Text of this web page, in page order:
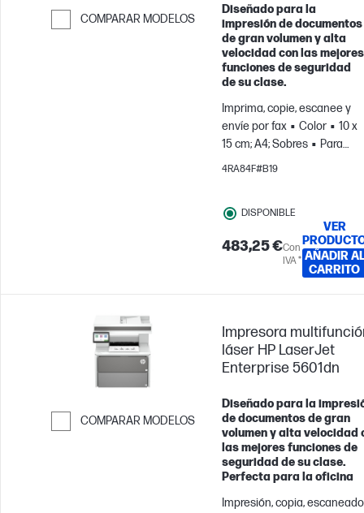
COMPARAR MODELOS
Diseñado para la
impresión de documentos
de gran volumen y alta
velocidad con las mejores
funciones de seguridad
de su clase.
Imprima, copie, escanee y
envíe por fax
Color
10 x
15 cm; A4; Sobres
Para
equipos de hasta 10
4RA84F#B19
DISPONIBLE
483,25 €Con
IVA *
VER
AÑADIR AL
CARRITO
COMPARAR MODELOS
Impresora
láser HP LaserJet
Enterprise 5601dn
Diseñado para la
de documentos de gran
volumen y alta velocidad
las mejores funciones de
seguridad de su clase.
Perfecta para la oficina
Impresión, copia,